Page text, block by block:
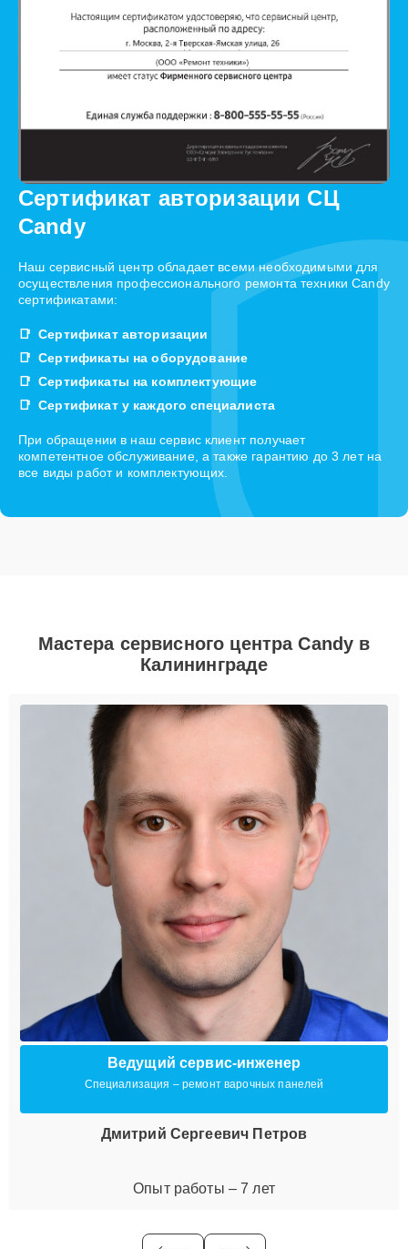
Сертификат авторизации СЦ
Candy
Наш сервисный центр обладает всеми необходимыми для
осуществления профессионального ремонта техники Candy
сертификатами:
Сертификат авторизации
Сертификаты на оборудование
Сертификаты на комплектующие
Сертификат у каждого специалиста
При обращении в наш сервис клиент получает
компетентное обслуживание, а также гарантию до 3 лет на
все виды работ и комплектующих.
Мастера сервисного центра Candy в
Калининграде
Ведущий сервис-инженер
Специализация – ремонт варочных панелей
Дмитрий Сергеевич Петров
Опыт работы – 7 лет